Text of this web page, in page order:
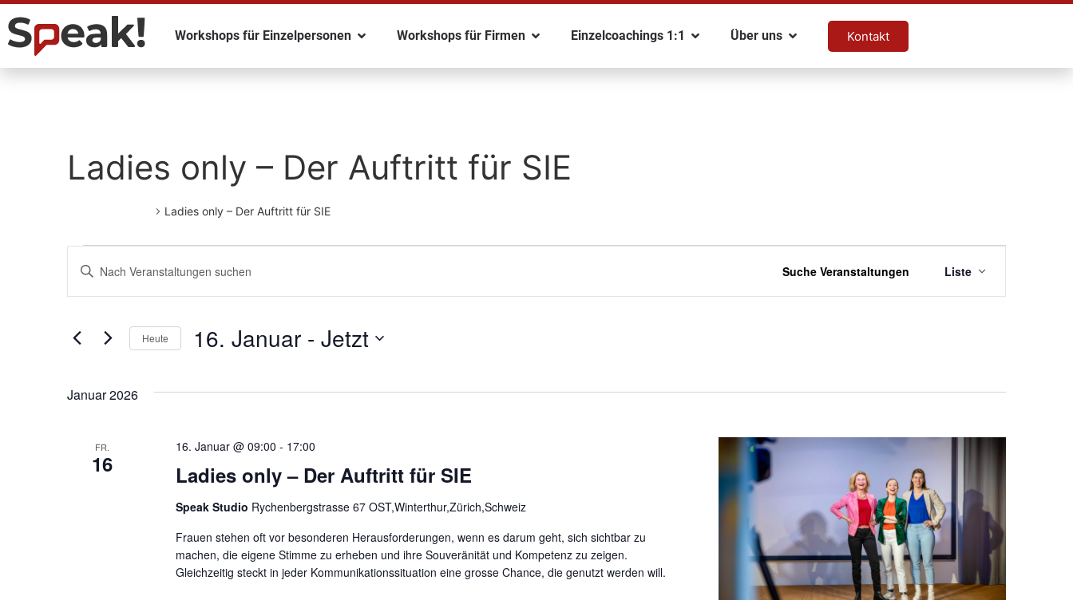
Workshops für Einzelpersonen Workshops für Firmen Einzelcoachings 1:1 Über uns Kontakt
Ladies only – Der Auftritt für SIE
Ladies only – Der Auftritt für SIE
Veranstaltungen
Such-
Ansichtennavigation
Schlüsselwort
eingeben.
Sie
Schlüsselwort.
Suche Veranstaltungen Liste
Heute 16. Januar - Jetzt
Datum
Januar 2026
FR.
16 Ladies only – Der Auftritt für SIE
16. Januar @ 09:00 - 17:00
Speak Studio Rychenbergstrasse 67 OST,Winterthur,Zürich,Schweiz
Frauen stehen oft vor besonderen Herausforderungen, wenn es darum geht, sich sichtbar zu
machen, die eigene Stimme zu erheben und ihre Souveränität und Kompetenz zu zeigen.
Gleichzeitig steckt in jeder Kommunikationssituation eine grosse Chance, die genutzt werden will.